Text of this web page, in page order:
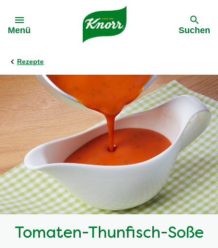
Menü Suchen
Rezepte
Tomaten-Thunfisch-Soße